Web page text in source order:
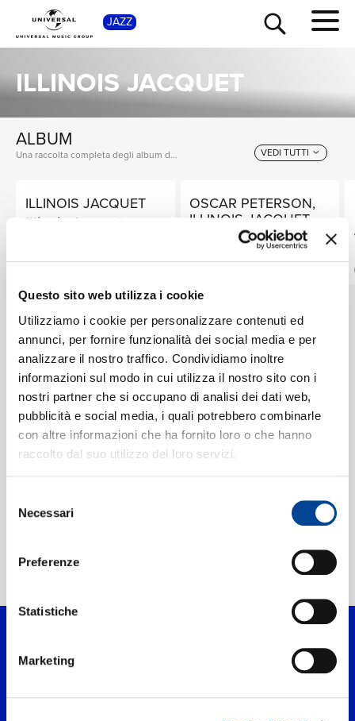
Questo sito web utilizza i cookie
Utilizziamo i cookie per personalizzare contenuti ed
annunci, per fornire funzionalità dei social media e per
analizzare il nostro traffico. Condividiamo inoltre
informazioni sul modo in cui utilizza il nostro sito con i
nostri partner che si occupano di analisi dei dati web,
pubblicità e social media, i quali potrebbero combinarle
con altre informazioni che ha fornito loro o che hanno
raccolto dal suo utilizzo dei loro servizi.
delNecessari
Preferenze
Statistiche
Marketing
JAZZ
ILLINOIS JACQUET
ALBUM
Una raccolta completa degli album di Illinois Jacquet, dalle prime produzioni ai successi più recenti. VEDI TUTTI
ILLINOIS JACQUET
Illinois Jacquet
OSCAR PETERSON,
ILLINOIS JACQUET,
HERB ELLIS
Jazz At The
Philharmonic: Blues
In Chicago 1955
SINGOLI
ILLINOIS JACQUET
Flying Home
LIVE ON THE ED SULLIVAN SHOW, JULY 10, 1949
Digitale
SHOP
TOUR
NEWS
RICERCA
CHI SIAMO
CONTATTI